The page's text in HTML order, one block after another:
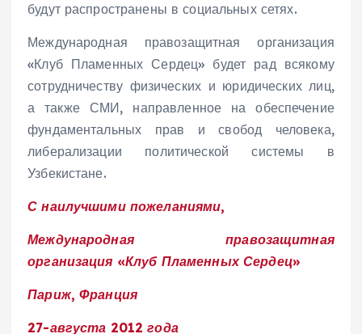
будут распространены в социальных сетях.
Международная правозащитная организация
«Клуб Пламенных Сердец» будет рад всякому
сотрудничеству физических и юридических лиц,
а также СМИ, направленное на обеспечение
фундаментальных прав и свобод человека,
либерализации политической системы в
Узбекистане.
С наилучшими пожеланиями,
Международная правозащитная
организация «Клуб Пламенных Сердец»
Париж, Франция
27-августа 2012 года